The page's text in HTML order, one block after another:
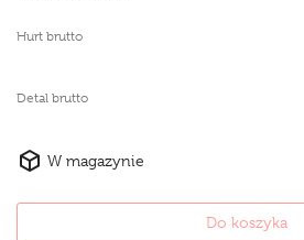
Hurt brutto
Detal brutto
W magazynie
Do koszyka